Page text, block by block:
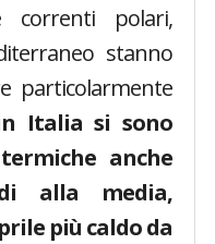
correnti polari,
stanno
particolarmente
Italia si sono
anche
alla media,
più caldo da